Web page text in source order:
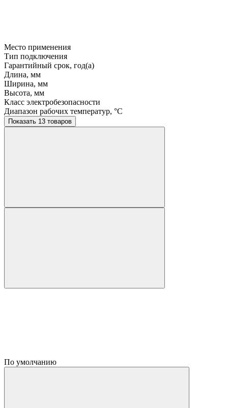
Место применения
Тип подключения
Гарантийный срок, год(а)
Длина, мм
Ширина, мм
Высота, мм
Класс электробезопасности
Диапазон рабочих температур, °C
Показать 13 товаров
По умолчанию